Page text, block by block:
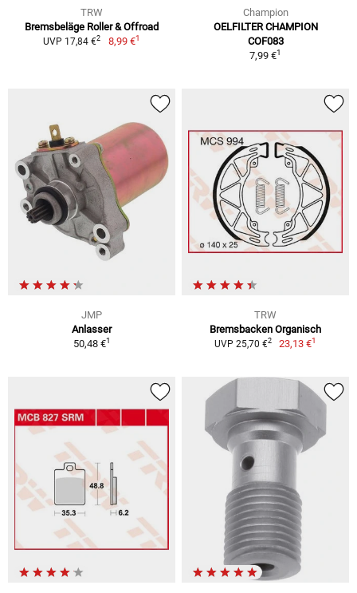
TRW
Bremsbeläge Roller & Offroad
UVP 17,84 €2 8,99 €1
Champion
OELFILTER CHAMPION
COF083
7,99 €1
JMP
Anlasser
50,48 €1
TRW
Bremsbacken Organisch
UVP 25,70 €2 23,13 €1